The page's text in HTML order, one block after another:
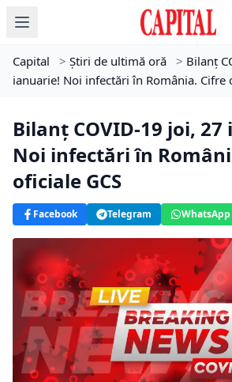
Capital > Știri de ultimă oră > Bilanț
ianuarie! Noi infectări în România. Cifre
Bilanț COVID-19 joi,
Noi infectări în
oficiale GCS
Facebook Telegram WhatsApp